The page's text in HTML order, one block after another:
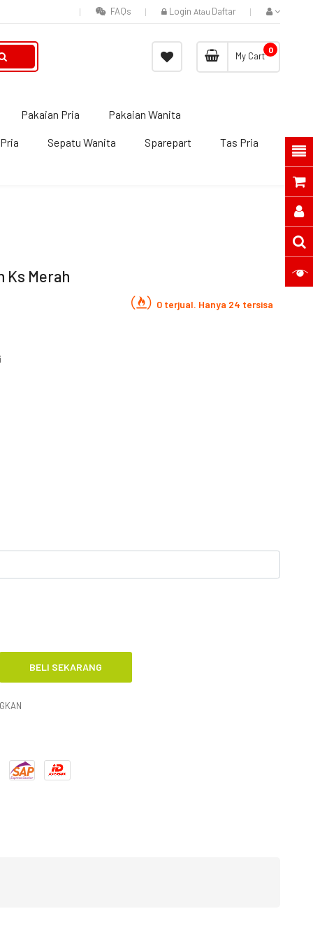
FAQs Login Atau Daftar
My Cart
0
Pakaian Pria Pakaian Wanita
Sepatu Wanita Sparepart Tas Pria
Ks Merah
0 terjual. Hanya 24 tersisa